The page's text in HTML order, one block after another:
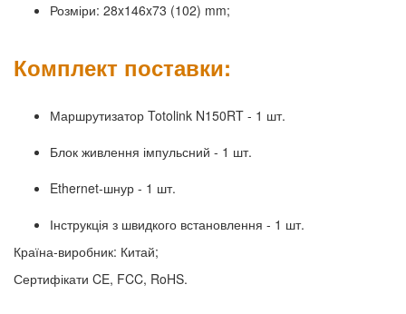
Розміри: 28x146x73 (102) mm;
Комплект поставки:
Маршрутизатор Totolink N150RT - 1 шт.
Блок живлення імпульсний - 1 шт.
Ethernet-шнур - 1 шт.
Інструкція з швидкого встановлення - 1 шт.
Країна-виробник: Китай;
Сертифікати CE, FCC, RoHS.